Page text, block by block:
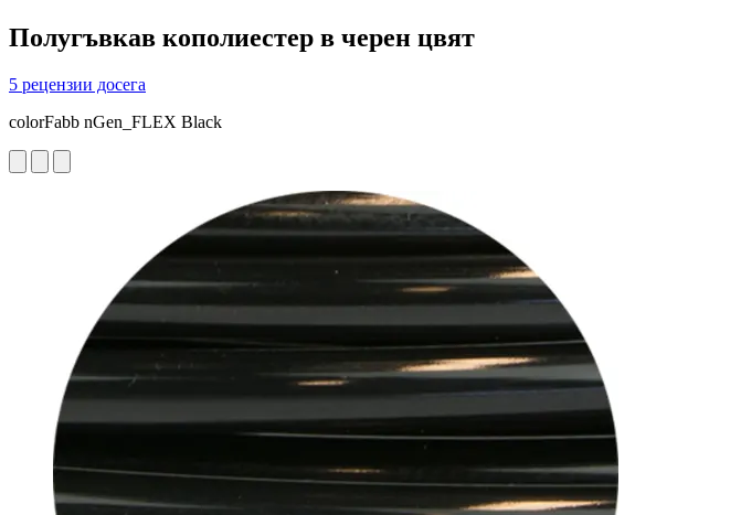
Полугъвкав кополиестер в черен цвят
5 рецензии досега
colorFabb nGen_FLEX Black